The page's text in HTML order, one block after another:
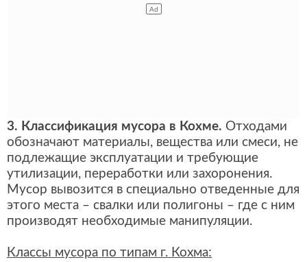
3. Классификация мусора в Кохме. Отходами
обозначают материалы, вещества или смеси, не
подлежащие эксплуатации и требующие
утилизации, переработки или захоронения.
Мусор вывозится в специально отведенные для
этого места – свалки или полигоны – где с ним
производят необходимые манипуляции.
Классы мусора по типам г. Кохма: